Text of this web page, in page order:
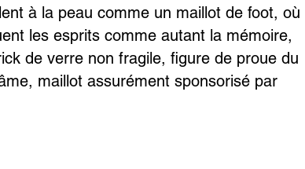
à la peau comme un maillot de foot, où
les esprits comme autant la mémoire,
de verre non fragile, figure de proue du
maillot assurément sponsorisé par